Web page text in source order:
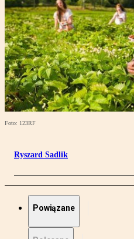
Foto: 123RF
Ryszard Sadlik
Powiązane